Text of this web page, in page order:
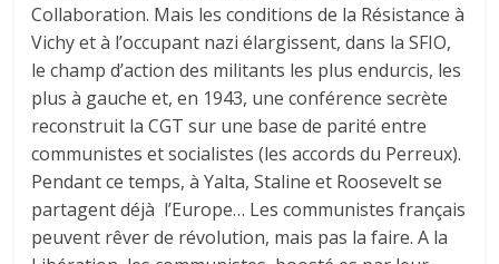
Collaboration. Mais les conditions de la Résistance à
Vichy et à l’occupant nazi élargissent, dans la SFIO,
le champ d’action des militants les plus endurcis, les
plus à gauche et, en 1943, une conférence secrète
reconstruit la CGT sur une base de parité entre
communistes et socialistes (les accords du Perreux).
Pendant ce temps, à Yalta, Staline et Roosevelt se
partagent déjà l’Europe… Les communistes français
peuvent rêver de révolution, mais pas la faire. A la